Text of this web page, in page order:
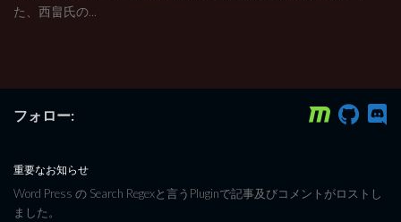
た、西畠氏の...
フォロー:
重要なお知らせ
Word Press の Search Regexと言うPluginで記事及びコメントがロストし
ました。